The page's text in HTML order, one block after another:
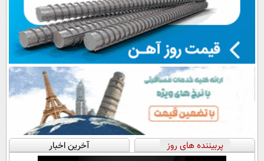
پربیننده های روز آخرین اخبار